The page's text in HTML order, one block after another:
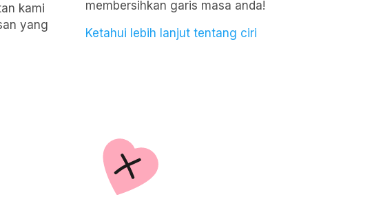
kami
yang
membersihkan garis masa anda!
Ketahui lebih lanjut tentang ciri